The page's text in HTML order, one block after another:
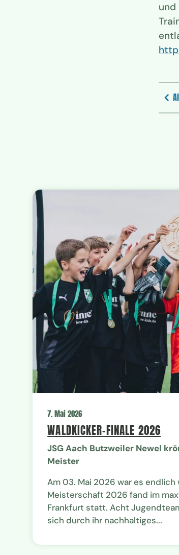
und
7. Mai 2026
WALDKICKER-FINALE 2026
JSG Aach Butzweiler Newel
Meister
Am 03. Mai 2026 war es
Meisterschaft 2026 fand im
Frankfurt statt. Acht
sich durch ihr nachhaltiges...